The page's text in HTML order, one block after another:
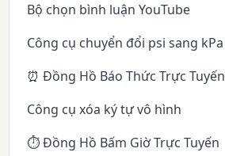
Bộ chọn bình luận YouTube
Công cụ chuyển đổi psi sang kPa
⏰ Đồng Hồ Báo Thức Trực Tuyến
Công cụ xóa ký tự vô hình
⏱️ Đồng Hồ Bấm Giờ Trực Tuyến